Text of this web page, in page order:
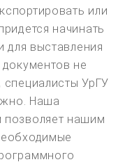
или
начинать
для выставления
не
УрГУ
Наша
позволяет нашим